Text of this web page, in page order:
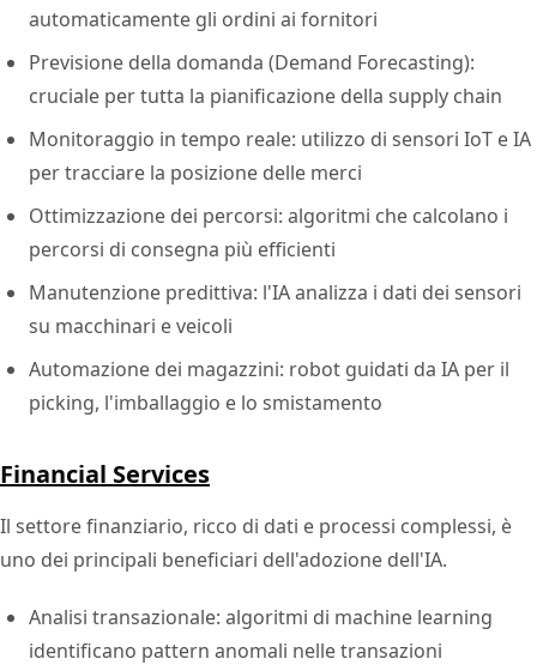
automaticamente gli ordini ai fornitori
Previsione della domanda (Demand Forecasting):
cruciale per tutta la pianificazione della supply chain
Monitoraggio in tempo reale: utilizzo di sensori IoT e IA
per tracciare la posizione delle merci
Ottimizzazione dei percorsi: algoritmi che calcolano i
percorsi di consegna più efficienti
Manutenzione predittiva: l'IA analizza i dati dei sensori
su macchinari e veicoli
Automazione dei magazzini: robot guidati da IA per il
picking, l'imballaggio e lo smistamento
Financial Services
Il settore finanziario, ricco di dati e processi complessi, è
uno dei principali beneficiari dell'adozione dell'IA.
Analisi transazionale: algoritmi di machine learning
identificano pattern anomali nelle transazioni